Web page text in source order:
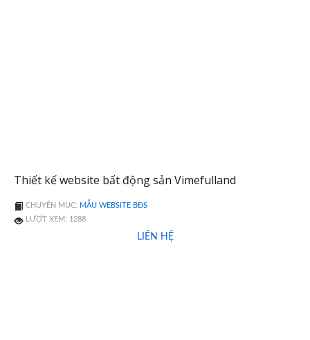
Thiết kế website bất động sản Vimefulland
CHUYÊN MỤC: MẪU WEBSITE BĐS
LƯỢT XEM: 1288
LIÊN HỆ